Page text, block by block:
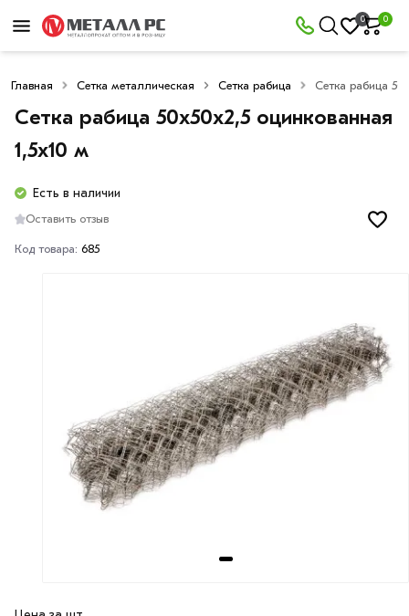
0 0
Главная Сетка металлическая Сетка рабица Сетка рабица
Сетка рабица 50х50х2,5 оцинкованная
1,5х10 м
Есть в наличии
Оставить отзыв
Код товара: 685